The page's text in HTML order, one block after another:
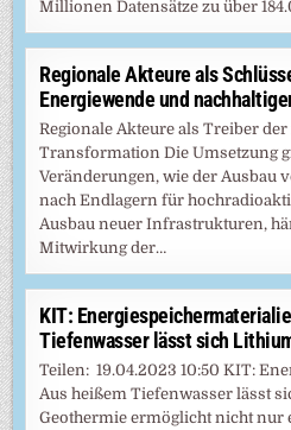
Millionen Datensätze zu über
Regionale Akteure als
Energiewende und
Regionale Akteure als Treiber
Transformation Die Umsetzung
Veränderungen, wie der Ausbau
nach Endlagern für
Ausbau neuer Infrastrukturen,
Mitwirkung der…
KIT:
Tiefenwasser lässt sich
Teilen: 19.04.2023 10:50 KIT:
Aus heißem Tiefenwasser lässt
Geothermie ermöglicht nicht nur